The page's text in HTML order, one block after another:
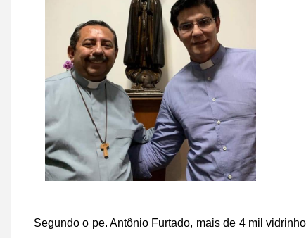
Segundo o pe. Antônio Furtado, mais de 4 mil